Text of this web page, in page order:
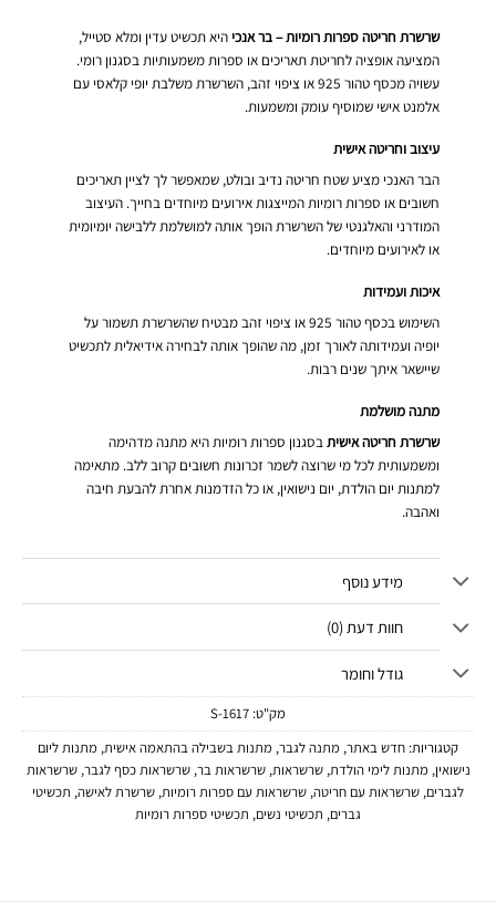
שרשרת חריטה ספרות רומיות – בר אנכיהיא תכשיט עדין ומלא סטייל,
המציעה אופציה לחריטת תאריכים או ספרות משמעותיות בסגנון רומי.
עשויה מכסף טהור 925 או ציפוי זהב, השרשרת משלבת יופי קלאסי עם
אלמנט אישי שמוסיף עומק ומשמעות.
עיצוב וחריטה אישית
הבר האנכי מציע שטח חריטה נדיב ובולט, שמאפשר לך לציין תאריכים
חשובים או ספרות רומיות המייצגות אירועים מיוחדים בחייך. העיצוב
המודרני והאלגנטי של השרשרת הופך אותה למושלמת ללבישה יומיומית
או לאירועים מיוחדים.
איכות ועמידות
השימוש בכסף טהור 925 או ציפוי זהב מבטיח שהשרשרת תשמור על
יופיה ועמידותה לאורך זמן, מה שהופך אותה לבחירה אידיאלית לתכשיט
שיישאר איתך שנים רבות.
מתנה מושלמת
שרשרת חריטה אישיתבסגנון ספרות רומיות היא מתנה מדהימה
ומשמעותית לכל מי שרוצה לשמר זכרונות חשובים קרוב ללב. מתאימה
למתנות יום הולדת, יום נישואין, או כל הזדמנות אחרת להבעת חיבה
ואהבה.
מידע נוסף
חוות דעת (0)
גודל וחומר
מק"ט: 1617-S
קטגוריות: חדש באתר, מתנה לגבר, מתנות בשבילה בהתאמה אישית, מתנות ליום
נישואין, מתנות לימי הולדת,שרשראות,שרשראות בר,שרשראות כסף לגבר,שרשראות
לגברים, שרשראות עם חריטה, שרשראות עם ספרות רומיות, שרשרת לאישה, תכשיטי
גברים, תכשיטי נשים, תכשיטי ספרות רומיות